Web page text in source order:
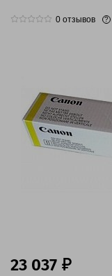
0 отзывов
23 037